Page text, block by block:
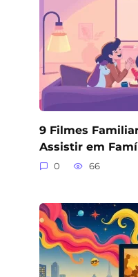
9 Filmes
Assistir em
0 66